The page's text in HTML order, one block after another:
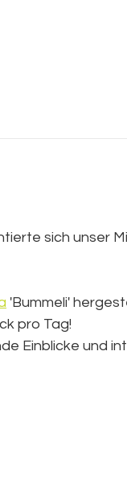
sich unser
'Bummeli'
pro Tag!
Einblicke und